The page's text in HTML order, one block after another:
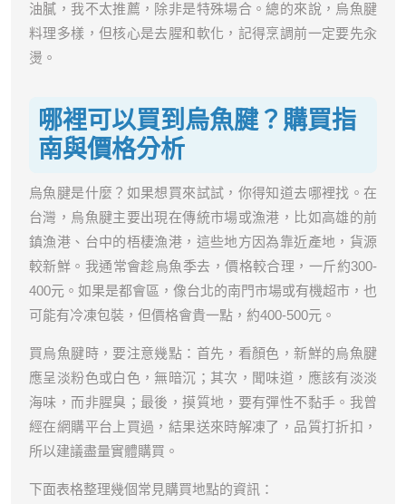
油膩，我不太推薦，除非是特殊場合。總的來說，烏魚腱
料理多樣，但核心是去腥和軟化，記得烹調前一定要先汆
燙。
哪裡可以買到烏魚腱？購買指
南與價格分析
烏魚腱是什麼？如果想買來試試，你得知道去哪裡找。在
台灣，烏魚腱主要出現在傳統市場或漁港，比如高雄的前
鎮漁港、台中的梧棲漁港，這些地方因為靠近產地，貨源
較新鮮。我通常會趁烏魚季去，價格較合理，一斤約300-
400元。如果是都會區，像台北的南門市場或有機超市，也
可能有冷凍包裝，但價格會貴一點，約400-500元。
買烏魚腱時，要注意幾點：首先，看顏色，新鮮的烏魚腱
應呈淡粉色或白色，無暗沉；其次，聞味道，應該有淡淡
海味，而非腥臭；最後，摸質地，要有彈性不黏手。我曾
經在網購平台上買過，結果送來時解凍了，品質打折扣，
所以建議盡量實體購買。
下面表格整理幾個常見購買地點的資訊：